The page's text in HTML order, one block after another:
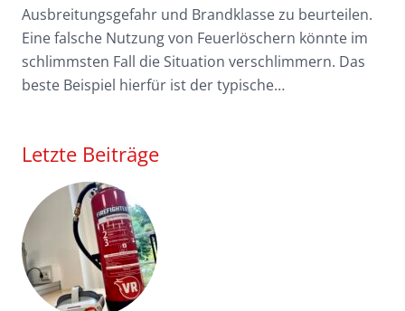
Ausbreitungsgefahr und Brandklasse zu beurteilen.
Eine falsche Nutzung von Feuerlöschern könnte im
schlimmsten Fall die Situation verschlimmern. Das
beste Beispiel hierfür ist der typische…
Letzte Beiträge